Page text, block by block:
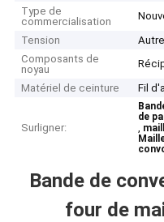
Type de
commercialisation
Tension
Autre
Composants de
noyau
Matériel de ceinture
Fil
Surligner:
de
,
Bande de
four de